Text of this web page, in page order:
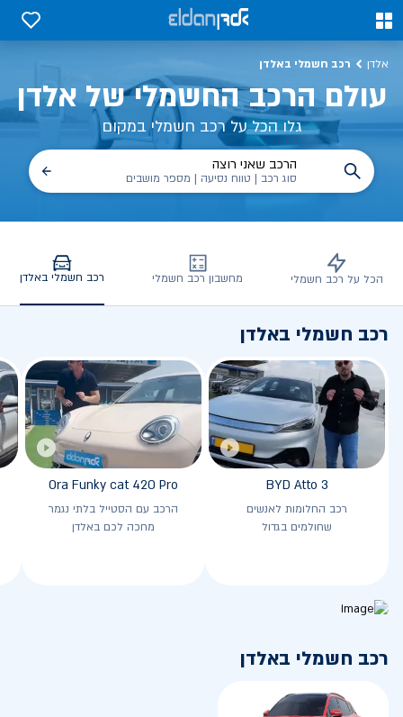
0
0
אלדן רכב חשמלי באלדן
עולם הרכב החשמלי של אלדן
גלו הכל על רכב חשמלי במקום
הרכב שאני רוצה
סוג רכב | טווח נסיעה | מספר מושבים
הכל על רכב חשמלי מחשבון רכב חשמלי רכב חשמלי באלדן
רכב חשמלי באלדן
BYD Atto 3
רכב החלומות לאנשים
שחולמים בגדול
Ora Funky cat 420 Pro
הרכב עם הסטייל בלתי נגמר
מחכה לכם באלדן
רכב חשמלי באלדן
רכב חשמלי באלדן – דגמים, השוואות, פנלים